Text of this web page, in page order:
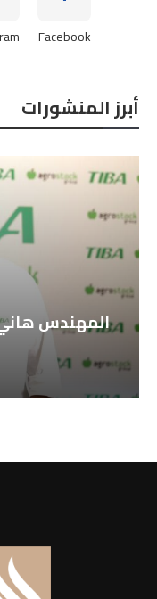
Facebook
أبرز المنشورات